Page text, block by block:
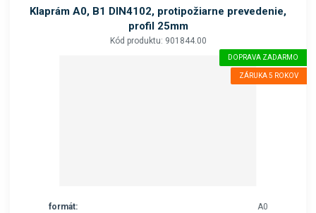
Klaprám A0, B1 DIN4102, protipožiarne prevedenie,
profil 25mm
Kód produktu: 901844.00
DOPRAVA ZADARMO
ZÁRUKA 5 ROKOV
formát:
A0